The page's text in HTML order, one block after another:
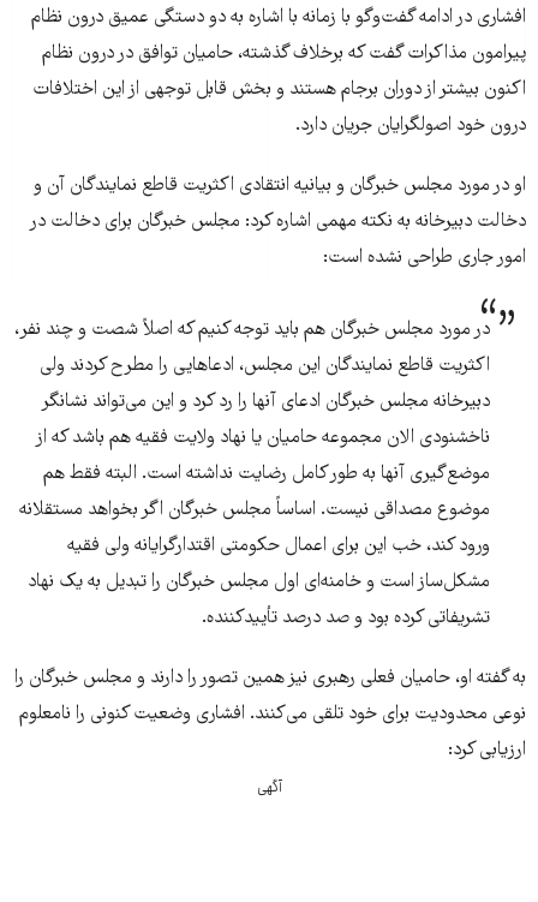
افشاری در ادامه گفت‌وگو با زمانه با اشاره به دو دستگی عمیق درون نظام
پیرامون مذاکرات گفت که برخلاف گذشته، حامیان توافق در درون نظام
اکنون بیشتر از دوران برجام هستند و بخش قابل توجهی از این اختلافات
درون خود اصولگرایان جریان دارد.
او در مورد مجلس خبرگان و بیانیه انتقادی اکثریت قاطع نمایندگان آن و
دخالت دبیرخانه به نکته مهمی اشاره کرد: مجلس خبرگان برای دخالت در
امور جاری طراحی نشده است:
در مورد مجلس خبرگان هم باید توجه کنیم که اصلاً شصت و چند نفر،
اکثریت قاطع نمایندگان این مجلس، ادعاهایی را مطرح کردند ولی
دبیرخانه مجلس خبرگان ادعای آنها را رد کرد و این می‌تواند نشانگر
ناخشنودی الان مجموعه حامیان یا نهاد ولایت فقیه هم باشد که از
موضع‌گیری آنها به طور کامل رضایت نداشته است. البته فقط هم
موضوع مصداقی نیست. اساساً مجلس خبرگان اگر بخواهد مستقلانه
ورود کند، خب این برای اعمال حکومتی اقتدارگرایانه ولی فقیه
مشکل‌ساز است و خامنه‌ای اول مجلس خبرگان را تبدیل به یک نهاد
تشریفاتی کرده بود و صد درصد تأییدکننده.
به گفته او، حامیان فعلی رهبری نیز همین تصور را دارند و مجلس خبرگان را
نوعی محدودیت برای خود تلقی می‌کنند. افشاری وضعیت کنونی را نامعلوم
ارزیابی کرد:
آگهی